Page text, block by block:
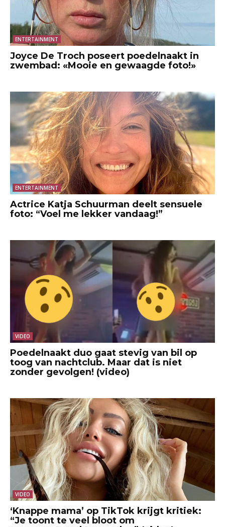
ENTERTAINMENT
Joyce De Troch poseert poedelnaakt in
zwembad: «Mooie en gewaagde foto!»
ENTERTAINMENT
Actrice Katja Schuurman deelt sensuele
foto: “Voel me lekker vandaag!”
VIDEO
Poedelnaakt duo gaat stevig van bil op
toog van nachtclub. Maar dat is niet
zonder gevolgen! (video)
VIDEO
‘Knappe mama’ op TikTok krijgt kritiek:
“Je toont te veel bloot om